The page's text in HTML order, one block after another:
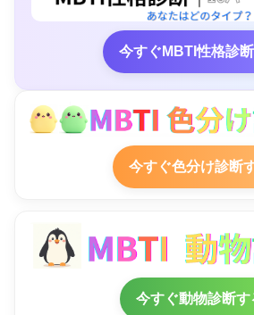
今すぐMBTI性格診
今すぐ色分け診断
今すぐ動物診断す